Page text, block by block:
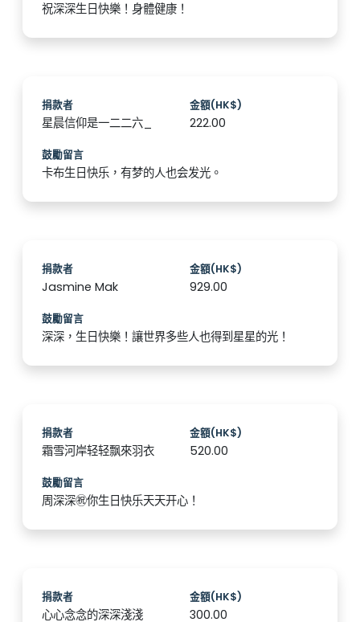
祝深深生日快樂！身體健康！️
捐款者
星晨信仰是一二二六_
金額(HK$)
222.00
鼓勵留言
卡布生日快乐，有梦的人也会发光。️
捐款者
Jasmine Mak
金額(HK$)
929.00
鼓勵留言
深深，生日快樂！讓世界多些人也得到星星的光！️
捐款者
霜雪河岸轻轻飘來羽衣
金額(HK$)
520.00
鼓勵留言
周深深㊗️你生日快乐天天开心！️
捐款者
心心念念的深深淺淺
金額(HK$)
300.00